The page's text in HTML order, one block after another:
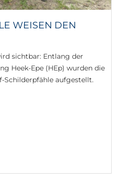
WEISEN DEN
sichtbar: Entlang der
Heek-Epe (HEp) wurden die
Schilderpfähle aufgestellt.